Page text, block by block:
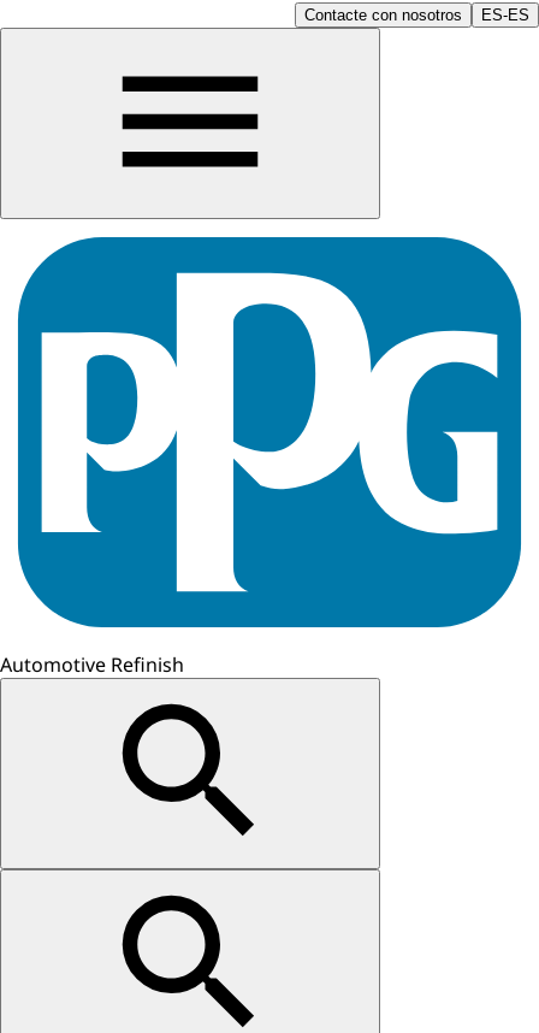
Contacte con nosotros ES-ES
Automotive Refinish